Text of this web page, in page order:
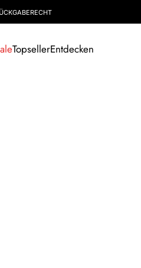
TopsellerEntdecken